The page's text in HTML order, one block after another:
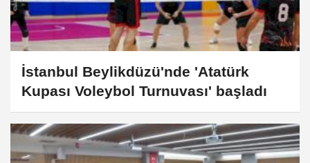
İstanbul Beylikdüzü'nde 'Atatürk
Kupası Voleybol Turnuvası' başladı